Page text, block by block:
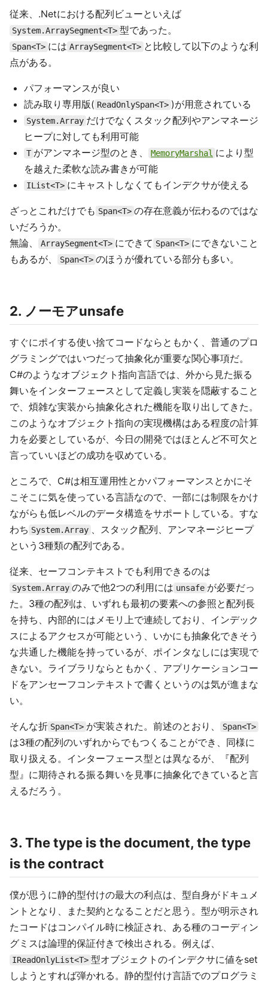
従来、.Netにおける配列ビューといえば
System.ArraySegment<T> 型であった。
Span<T> には ArraySegment<T> と比較して以下のような利
点がある。
パフォーマンスが良い
読み取り専用版( ReadOnlySpan<T> )が用意されている
System.Array だけでなくスタック配列やアンマネージ
ヒープに対しても利用可能
T がアンマネージ型のとき、 MemoryMarshal により型
を越えた柔軟な読み書きが可能
IList<T> にキャストしなくてもインデクサが使える
ざっとこれだけでも Span<T> の存在意義が伝わるのではな
いだろうか。
無論、
ArraySegment<T> にできて Span<T> にできないこと
もあるが、
Span<T> のほうが優れている部分も多い。
2. ノーモアunsafe
すぐにポイする使い捨てコードならともかく、普通のプロ
グラミングではいつだって抽象化が重要な関心事項だ。
C#のようなオブジェクト指向言語では、外から見た振る
舞いをインターフェースとして定義し実装を隠蔽すること
で、煩雑な実装から抽象化された機能を取り出してきた。
このようなオブジェクト指向の実現機構はある程度の計算
力を必要としているが、今日の開発ではほとんど不可欠と
言っていいほどの成功を収めている。
ところで、C#は相互運用性とかパフォーマンスとかにそ
こそこに気を使っている言語なので、一部には制限をかけ
ながらも低レベルのデータ構造をサポートしている。すな
わち System.Array
、スタック配列、アンマネージヒープ
という3種類の配列である。
従来、セーフコンテキストでも利用できるのは
System.Array のみで他2つの利用には unsafe が必要だっ
た。3種の配列は、いずれも最初の要素への参照と配列長
を持ち、内部的にはメモリ上で連続しており、インデック
スによるアクセスが可能という、いかにも抽象化できそう
な共通した機能を持っているが、ポインタなしには実現で
きない。ライブラリならともかく、アプリケーションコー
ドをアンセーフコンテキストで書くというのは気が進まな
い。
そんな折 Span<T> が実装された。前述のとおり、 Span<T>
は3種の配列のいずれからでもつくることができ、同様に
取り扱える。インターフェース型とは異なるが、『配列
型』に期待される振る舞いを見事に抽象化できていると言
えるだろう。
3. The type is the document, the type
is the contract
僕が思うに静的型付けの最大の利点は、型自身がドキュメ
ントとなり、また契約となることだと思う。型が明示され
たコードはコンパイル時に検証され、ある種のコーディン
グミスは論理的保証付きで検出される。例えば、
IReadOnlyList<T> 型オブジェクトのインデクサに値をset
しようとすれば弾かれる。静的型付け言語でのプログラミ